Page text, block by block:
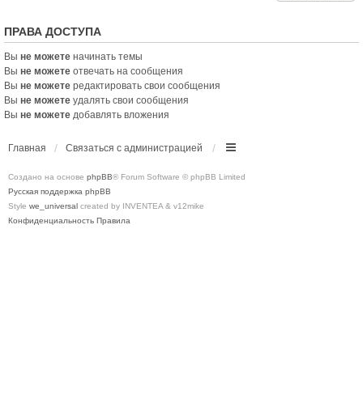
ПРАВА ДОСТУПА
Вы не можете начинать темы
Вы не можете отвечать на сообщения
Вы не можете редактировать свои сообщения
Вы не можете удалять свои сообщения
Вы не можете добавлять вложения
Главная Связаться с администрацией
Создано на основе phpBB® Forum Software © phpBB Limited
Русская поддержка phpBB
Style we_universal created by INVENTEA & v12mike
Конфиденциальность Правила